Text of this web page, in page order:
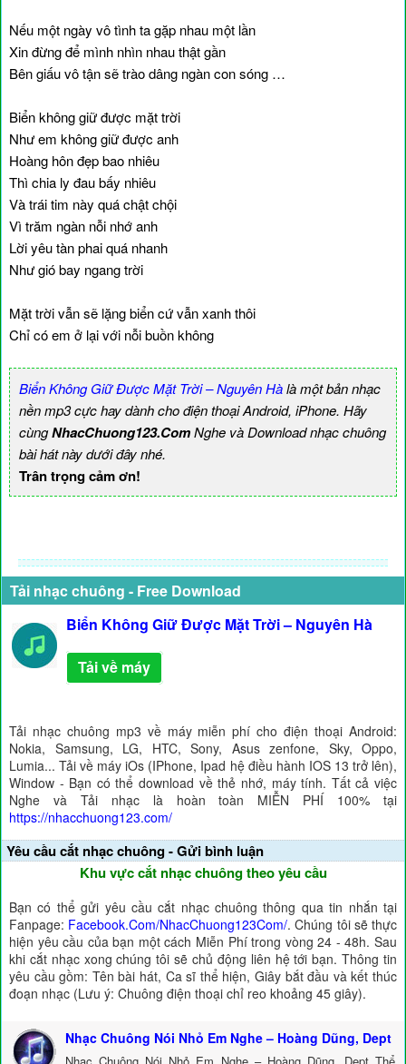
Nếu một ngày vô tình ta gặp nhau một lần
Xin đừng để mình nhìn nhau thật gần
Bên giấu vô tận sẽ trào dâng ngàn con sóng …
Biển không giữ được mặt trời
Như em không giữ được anh
Hoàng hôn đẹp bao nhiêu
Thì chia ly đau bấy nhiêu
Và trái tim này quá chật chội
Vì trăm ngàn nỗi nhớ anh
Lời yêu tàn phai quá nhanh
Như gió bay ngang trời
Mặt trời vẫn sẽ lặng biển cứ vẫn xanh thôi
Chỉ có em ở lại với nỗi buồn không
Biển Không Giữ Được Mặt Trời – Nguyên Hàlà một bản nhạc
nền mp3 cực hay dành cho điện thoại Android, iPhone. Hãy
cùngNhacChuong123.ComNghe và Download nhạc chuông
bài hát này dưới đây nhé.
Trân trọng cảm ơn!
Tải nhạc chuông - Free Download
Biển Không Giữ Được Mặt Trời – Nguyên Hà
Tải về máy
Tải nhạc chuông mp3 về máy miễn phí cho điện thoại Android:
Nokia, Samsung, LG, HTC, Sony, Asus zenfone, Sky, Oppo,
Lumia... Tải về máy iOs (IPhone, Ipad hệ điều hành IOS 13 trở lên),
Window - Bạn có thể download về thẻ nhớ, máy tính. Tất cả việc
Nghe và Tải nhạc là hoàn toàn MIỄN PHÍ 100% tại
https://nhacchuong123.com/
Yêu cầu cắt nhạc chuông - Gửi bình luận
Khu vực cắt nhạc chuông theo yêu cầu
Bạn có thể gửi yêu cầu cắt nhạc chuông thông qua tin nhắn tại
Fanpage: Facebook.Com/NhacChuong123Com/. Chúng tôi sẽ thực
hiện yêu cầu của bạn một cách Miễn Phí trong vòng 24 - 48h. Sau
khi cắt nhạc xong chúng tôi sẽ chủ động liên hệ tới bạn. Thông tin
yêu cầu gồm: Tên bài hát, Ca sĩ thể hiện, Giây bắt đầu và kết thúc
đoạn nhạc (Lưu ý: Chuông điện thoại chỉ reo khoảng 45 giây).
Nhạc Chuông Nói Nhỏ Em Nghe – Hoàng Dũng, Dept